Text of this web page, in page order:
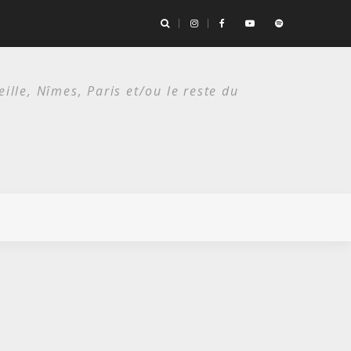
Nîmes, Paris et/ou le reste du